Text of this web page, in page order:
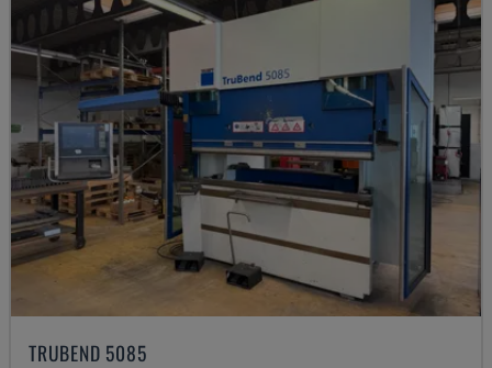
TRUBEND 5085